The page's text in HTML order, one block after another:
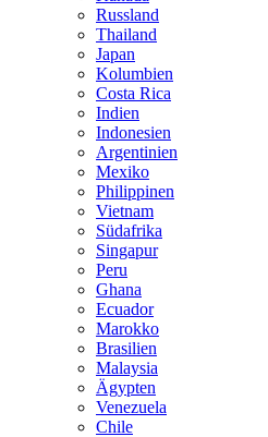
Russland
Thailand
Japan
Kolumbien
Costa Rica
Indien
Indonesien
Argentinien
Mexiko
Philippinen
Vietnam
Südafrika
Singapur
Peru
Ghana
Ecuador
Marokko
Brasilien
Malaysia
Ägypten
Venezuela
Chile